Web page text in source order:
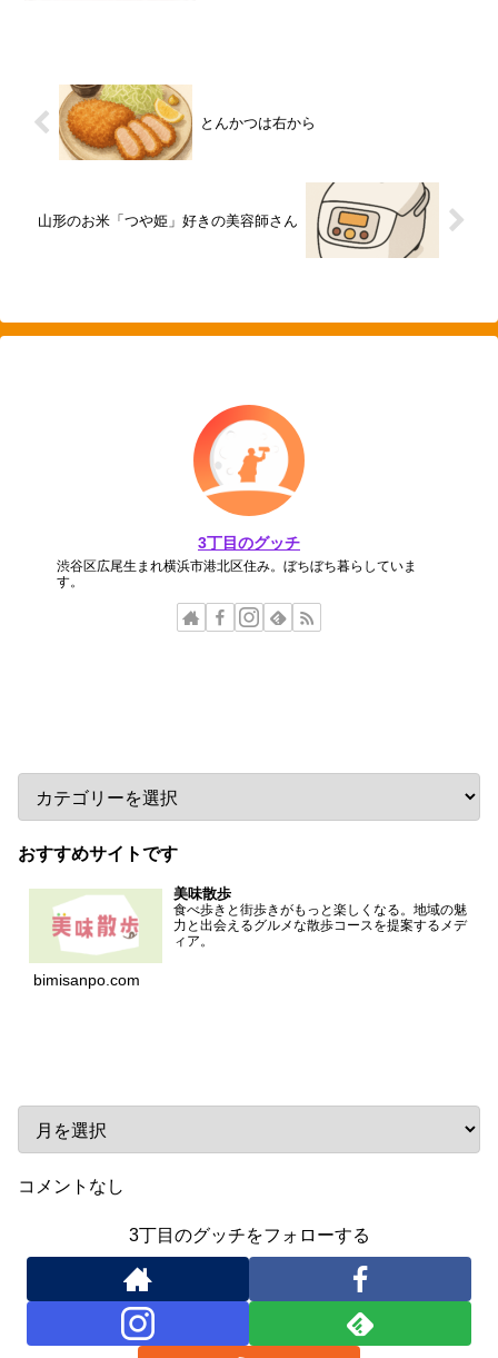
とんかつは右から
山形のお米「つや姫」好きの美容師さん
3丁目のグッチ
渋谷区広尾生まれ横浜市港北区住み。ぼちぼち暮らしていま
す。
おすすめサイトです
美味散歩
食べ歩きと街歩きがもっと楽しくなる。地域の魅
力と出会えるグルメな散歩コースを提案するメデ
ィア。
bimisanpo.com
コメントなし
3丁目のグッチをフォローする